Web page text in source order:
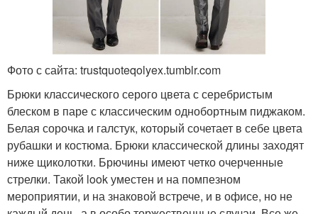
Фото с сайта: trustquoteqolyex.tumblr.com
Брюки классического серого цвета с серебристым
блеском в паре с классическим однобортным пиджаком.
Белая сорочка и галстук, который сочетает в себе цвета
рубашки и костюма. Брюки классической длины заходят
ниже щиколотки. Брючины имеют четко очерченные
стрелки. Такой look уместен и на помпезном
мероприятии, и на знаковой встрече, и в офисе, но не